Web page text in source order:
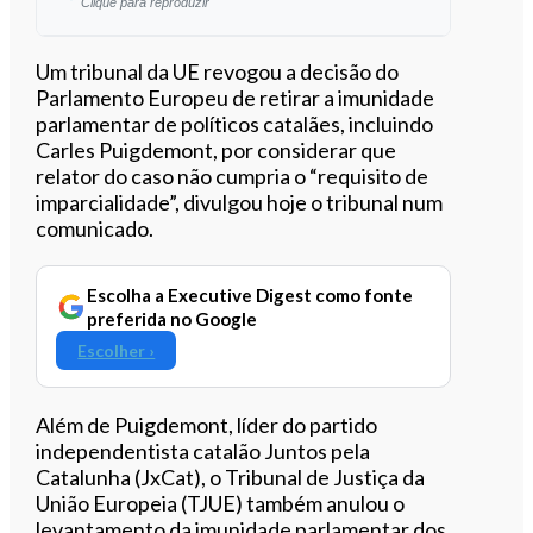
Ouvir este artigo
Um tribunal da UE revogou a decisão do
Parlamento Europeu de retirar a imunidade
parlamentar de políticos catalães, incluindo
Carles Puigdemont, por considerar que
relator do caso não cumpria o “requisito de
imparcialidade”, divulgou hoje o tribunal num
comunicado.
Escolha a Executive Digest como fonte
preferida no Google
Escolher ›
Além de Puigdemont, líder do partido
independentista catalão Juntos pela
Catalunha (JxCat), o Tribunal de Justiça da
União Europeia (TJUE) também anulou o